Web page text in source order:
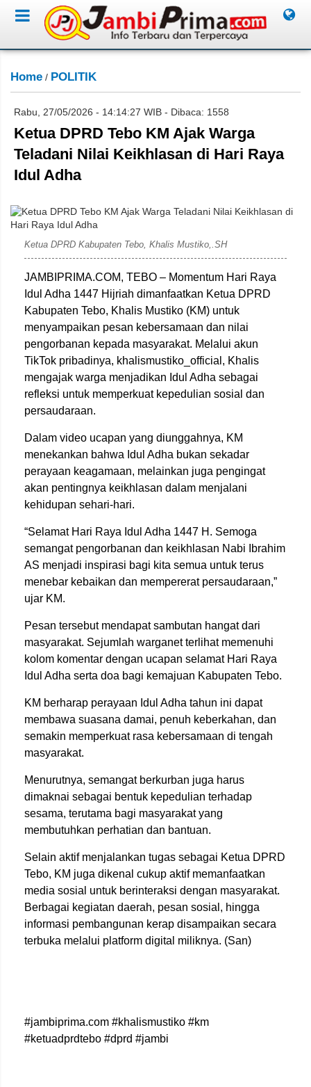
Home / POLITIK
Rabu, 27/05/2026 - 14:14:27 WIB - Dibaca: 1558
Ketua DPRD Tebo KM Ajak Warga
Teladani Nilai Keikhlasan di Hari Raya
Idul Adha
Ketua DPRD Kabupaten Tebo, Khalis Mustiko,.SH
JAMBIPRIMA.COM, TEBO – Momentum Hari Raya
Idul Adha 1447 Hijriah dimanfaatkan Ketua DPRD
Kabupaten Tebo, Khalis Mustiko (KM) untuk
menyampaikan pesan kebersamaan dan nilai
pengorbanan kepada masyarakat. Melalui akun
TikTok pribadinya, khalismustiko_official, Khalis
mengajak warga menjadikan Idul Adha sebagai
refleksi untuk memperkuat kepedulian sosial dan
persaudaraan.
Dalam video ucapan yang diunggahnya, KM
menekankan bahwa Idul Adha bukan sekadar
perayaan keagamaan, melainkan juga pengingat
akan pentingnya keikhlasan dalam menjalani
kehidupan sehari-hari.
“Selamat Hari Raya Idul Adha 1447 H. Semoga
semangat pengorbanan dan keikhlasan Nabi Ibrahim
AS menjadi inspirasi bagi kita semua untuk terus
menebar kebaikan dan mempererat persaudaraan,”
ujar KM.
Pesan tersebut mendapat sambutan hangat dari
masyarakat. Sejumlah warganet terlihat memenuhi
kolom komentar dengan ucapan selamat Hari Raya
Idul Adha serta doa bagi kemajuan Kabupaten Tebo.
KM berharap perayaan Idul Adha tahun ini dapat
membawa suasana damai, penuh keberkahan, dan
semakin memperkuat rasa kebersamaan di tengah
masyarakat.
Menurutnya, semangat berkurban juga harus
dimaknai sebagai bentuk kepedulian terhadap
sesama, terutama bagi masyarakat yang
membutuhkan perhatian dan bantuan.
Selain aktif menjalankan tugas sebagai Ketua DPRD
Tebo, KM juga dikenal cukup aktif memanfaatkan
media sosial untuk berinteraksi dengan masyarakat.
Berbagai kegiatan daerah, pesan sosial, hingga
informasi pembangunan kerap disampaikan secara
terbuka melalui platform digital miliknya. (San)
#jambiprima.com #khalismustiko #km
#ketuadprdtebo #dprd #jambi